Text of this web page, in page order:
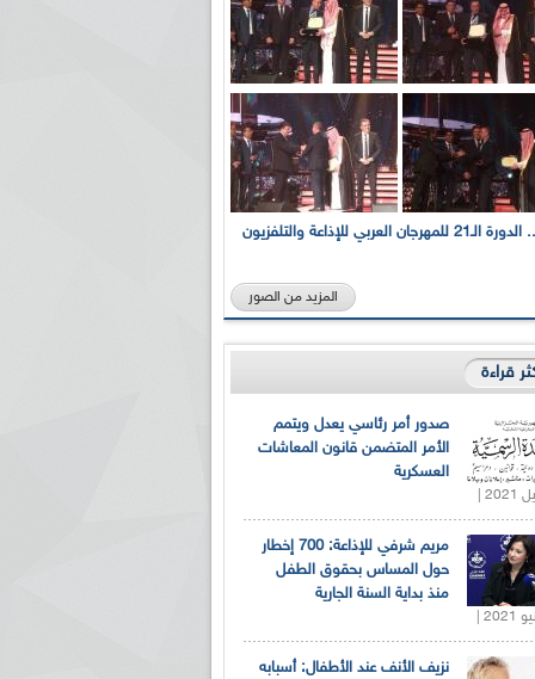
بالصور... الدورة الـ21 للمهرجان العربي للإذاعة والتلفزيون
المزيد من الصور
قراءة
صدور أمر رئاسي يعدل ويتمم
الأمر المتضمن قانون المعاشات
العسكرية
مريم شرفي للإذاعة: 700 إخطار
حول المساس بحقوق الطفل
منذ بداية السنة الجارية
نزيف الأنف عند الأطفال: أسبابه